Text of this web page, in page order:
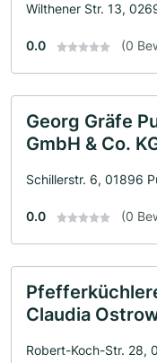
Wilthener Str. 13,
0.0 (0
Georg Gräfe
GmbH & Co.
Schillerstr. 6, 01896
0.0 (0
Claudia
Robert-Koch-Str. 28,